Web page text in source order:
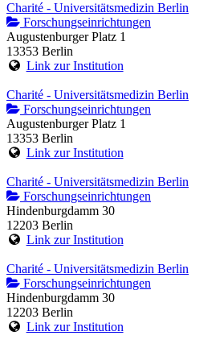
Charité - Universitätsmedizin Berlin
Forschungseinrichtungen
Augustenburger Platz 1
13353 Berlin
Link zur Institution
Charité - Universitätsmedizin Berlin
Forschungseinrichtungen
Augustenburger Platz 1
13353 Berlin
Link zur Institution
Charité - Universitätsmedizin Berlin
Forschungseinrichtungen
Hindenburgdamm 30
12203 Berlin
Link zur Institution
Charité - Universitätsmedizin Berlin
Forschungseinrichtungen
Hindenburgdamm 30
12203 Berlin
Link zur Institution